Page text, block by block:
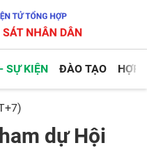
SỰ KIỆN ĐÀO TẠO HỢP
dự Hội